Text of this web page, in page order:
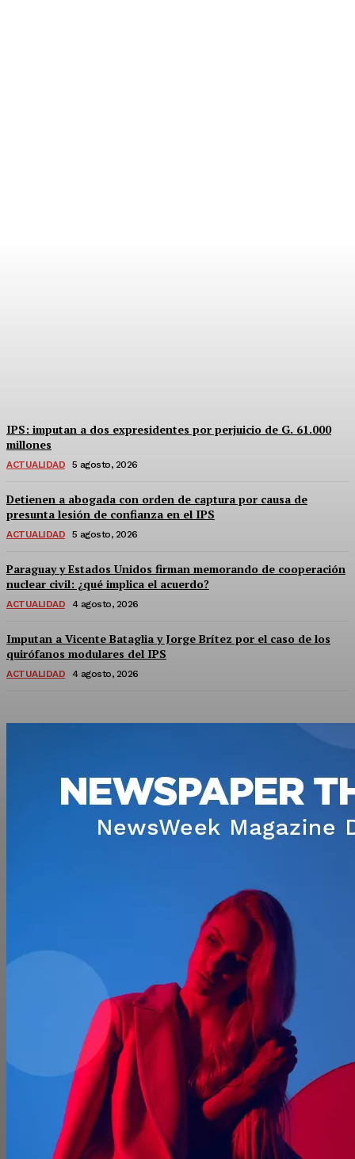
IPS: imputan a dos expresidentes por perjuicio de G. 61.000
millones
ACTUALIDAD 5 agosto, 2026
Detienen a abogada con orden de captura por causa de
presunta lesión de confianza en el IPS
ACTUALIDAD 5 agosto, 2026
Paraguay y Estados Unidos firman memorando de cooperación
nuclear civil: ¿qué implica el acuerdo?
ACTUALIDAD 4 agosto, 2026
Imputan a Vicente Bataglia y Jorge Brítez por el caso de los
quirófanos modulares del IPS
ACTUALIDAD 4 agosto, 2026